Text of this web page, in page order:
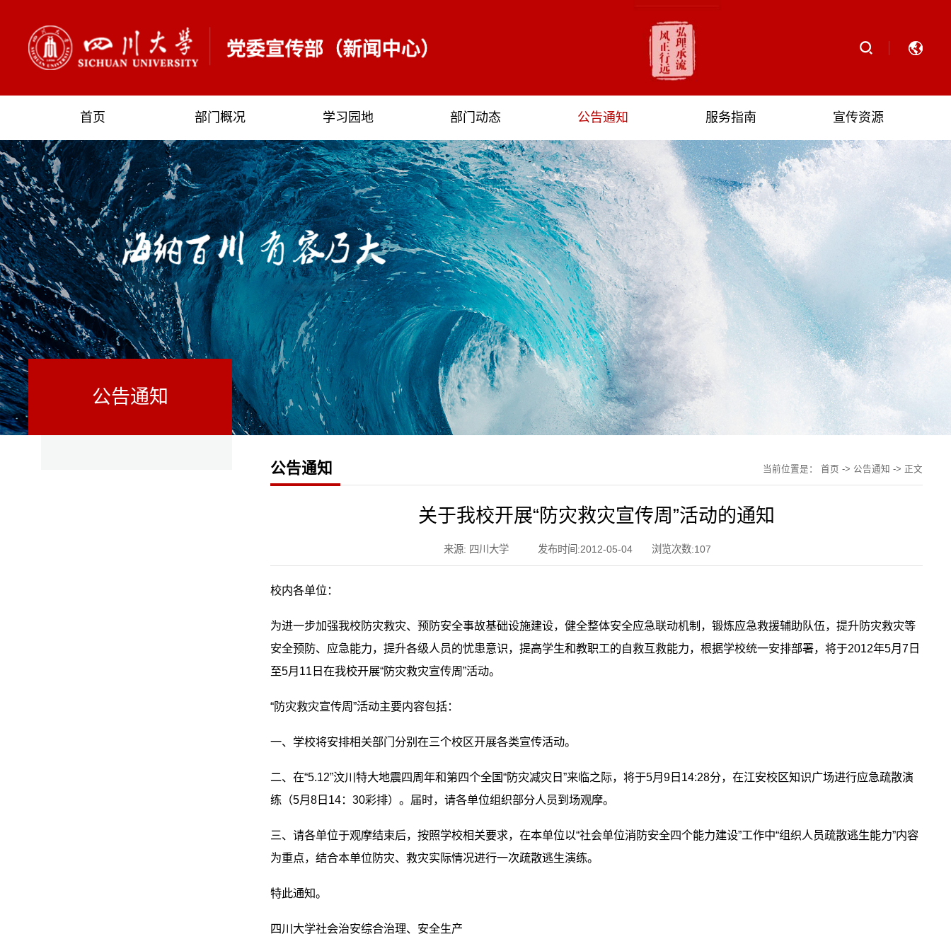
首页 部门概况 学习园地 部门动态 公告通知 服务指南 宣传资源
公告通知
公告通知 当前位置是： 首页 -> 公告通知 -> 正文
关于我校开展“防灾救灾宣传周”活动的通知
来源: 四川大学 发布时间:2012-05-04 浏览次数:107
校内各单位：
为进一步加强我校防灾救灾、预防安全事故基础设施建设，健全整体安全应急联动机制，锻炼应急救援辅助队伍，提升防灾救灾等
安全预防、应急能力，提升各级人员的忧患意识，提高学生和教职工的自救互救能力，根据学校统一安排部署，将于2012年5月7日
至5月11日在我校开展“防灾救灾宣传周”活动。
“防灾救灾宣传周”活动主要内容包括：
一、学校将安排相关部门分别在三个校区开展各类宣传活动。
二、在“5.12”汶川特大地震四周年和第四个全国“防灾减灾日”来临之际，将于5月9日14:28分，在江安校区知识广场进行应急疏散演
练（5月8日14：30彩排）。届时，请各单位组织部分人员到场观摩。
三、请各单位于观摩结束后，按照学校相关要求，在本单位以“社会单位消防安全四个能力建设”工作中“组织人员疏散逃生能力”内容
为重点，结合本单位防灾、救灾实际情况进行一次疏散逃生演练。
特此通知。
四川大学社会治安综合治理、安全生产